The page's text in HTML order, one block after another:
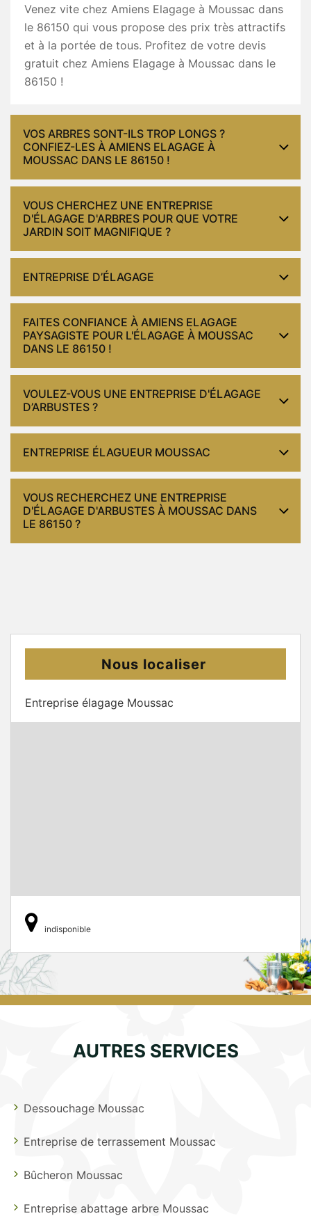
Venez vite chez Amiens Elagage à Moussac dans
le 86150 qui vous propose des prix très attractifs
et à la portée de tous. Profitez de votre devis
gratuit chez Amiens Elagage à Moussac dans le
86150 !
VOS ARBRES SONT-ILS TROP LONGS ?
CONFIEZ-LES À AMIENS ELAGAGE À
MOUSSAC DANS LE 86150 !
VOUS CHERCHEZ UNE ENTREPRISE
D'ÉLAGAGE D'ARBRES POUR QUE VOTRE
JARDIN SOIT MAGNIFIQUE ?
ENTREPRISE D’ÉLAGAGE
FAITES CONFIANCE À AMIENS ELAGAGE
PAYSAGISTE POUR L'ÉLAGAGE À MOUSSAC
DANS LE 86150 !
VOULEZ-VOUS UNE ENTREPRISE D'ÉLAGAGE
D’ARBUSTES ?
ENTREPRISE ÉLAGUEUR MOUSSAC
VOUS RECHERCHEZ UNE ENTREPRISE
D'ÉLAGAGE D'ARBUSTES À MOUSSAC DANS
LE 86150 ?
Nous localiser
Entreprise élagage Moussac
indisponible
AUTRES SERVICES
Dessouchage Moussac
Entreprise de terrassement Moussac
Bûcheron Moussac
Entreprise abattage arbre Moussac